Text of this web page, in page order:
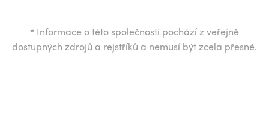
* Informace o této společnosti pochází z veřejně
dostupných zdrojů a rejstříků a nemusí být zcela přesné.